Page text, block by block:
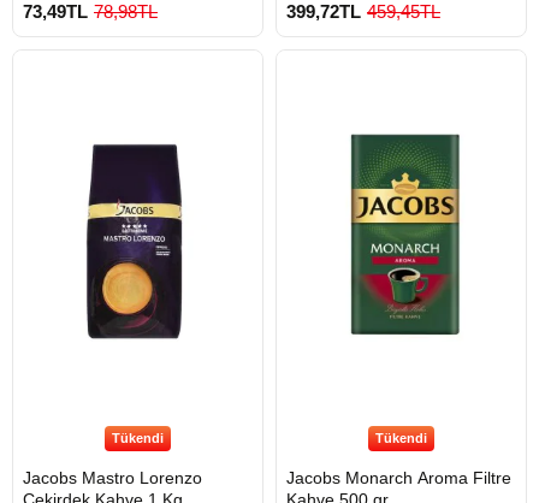
73,49TL 78,98TL 399,72TL 459,45TL
Tükendi
Jacobs Mastro Lorenzo
Çekirdek Kahve 1 Kg
Tükendi
Jacobs Monarch Aroma Filtre
Kahve 500 gr